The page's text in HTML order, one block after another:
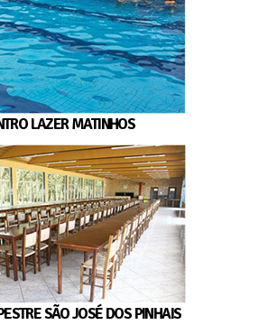
LAZER MATINHOS
SÃO JOSÉ DOS PINHAIS